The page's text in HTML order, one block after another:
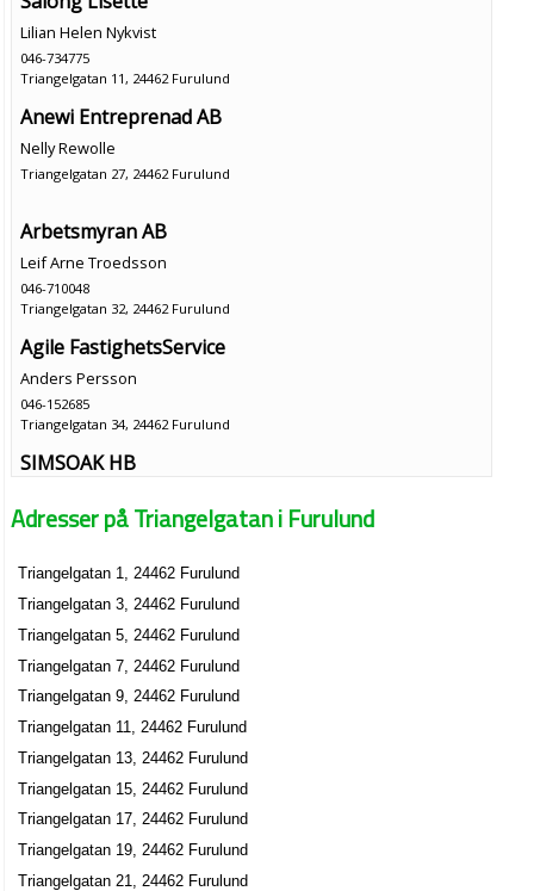
Lilian Helen Nykvist
046-734775
Triangelgatan 11, 24462 Furulund
Anewi Entreprenad AB
Nelly Rewolle
Triangelgatan 27, 24462 Furulund
Arbetsmyran AB
Leif Arne Troedsson
046-710048
Triangelgatan 32, 24462 Furulund
Agile FastighetsService
Anders Persson
046-152685
Triangelgatan 34, 24462 Furulund
SIMSOAK HB
Triangelgatan 37 B, 24462 Furulund
Adresser på Triangelgatan i Furulund
Triangelgatan 1, 24462 Furulund
Triangelgatan 3, 24462 Furulund
Triangelgatan 5, 24462 Furulund
Triangelgatan 7, 24462 Furulund
Triangelgatan 9, 24462 Furulund
Triangelgatan 11, 24462 Furulund
Triangelgatan 13, 24462 Furulund
Triangelgatan 15, 24462 Furulund
Triangelgatan 17, 24462 Furulund
Triangelgatan 19, 24462 Furulund
Triangelgatan 21, 24462 Furulund